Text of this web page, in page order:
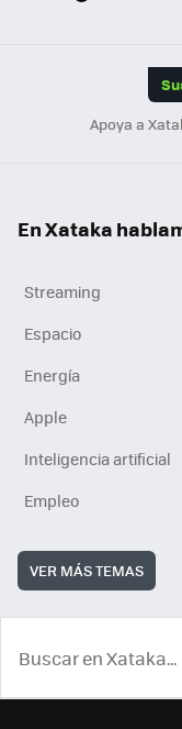
Apoya a
En Xataka
Streaming
Espacio
Energía
Apple
Inteligencia artificial
Empleo
VER MÁS TEMAS